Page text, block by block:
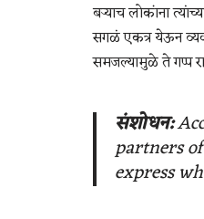
बर्‍याच लोकांना
सगळं एकत्र येऊन
समजल्यामुळे ते गप्प
संशोधन:
partners
express